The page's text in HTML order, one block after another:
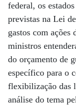
federal, os
previstas na Lei
gastos com ações
ministros
do orçamento de
específico para o
flexibilização das
análise do tema